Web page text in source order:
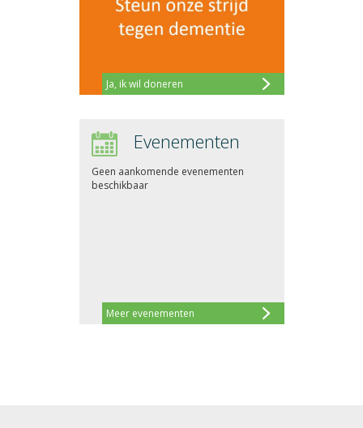
Ja, ik wil doneren
Evenementen
Meer evenementen
Geen aankomende evenementen
beschikbaar